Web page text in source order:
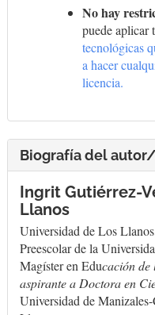
No hay
puede aplicar
tecnológicas
a hacer
licencia.
Biografía del
Ingrit Gutiérrez-
Llanos
Universidad de Los
Preescolar de la
Magíster en Educación
aspirante a Doctora en
Universidad de